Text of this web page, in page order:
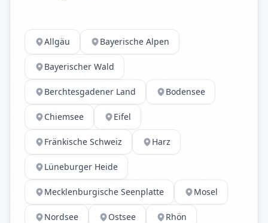
Allgäu Bayerische Alpen
Bayerischer Wald
Berchtesgadener Land Bodensee
Chiemsee Eifel
Fränkische Schweiz Harz
Lüneburger Heide
Mecklenburgische Seenplatte Mosel
Nordsee Ostsee Rhön